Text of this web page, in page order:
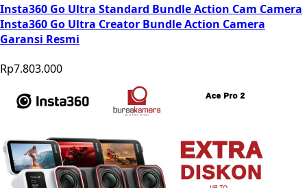
Insta360 Go Ultra Standard Bundle Action Cam Camera
Insta360 Go Ultra Creator Bundle Action Camera
Garansi Resmi
Rp7.803.000